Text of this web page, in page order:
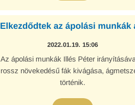
Elkezdődtek az ápolási munkák
2022.01.19. 15:06
Az ápolási munkák Illés Péter
rossz növekedésű fák kivágása,
történik.